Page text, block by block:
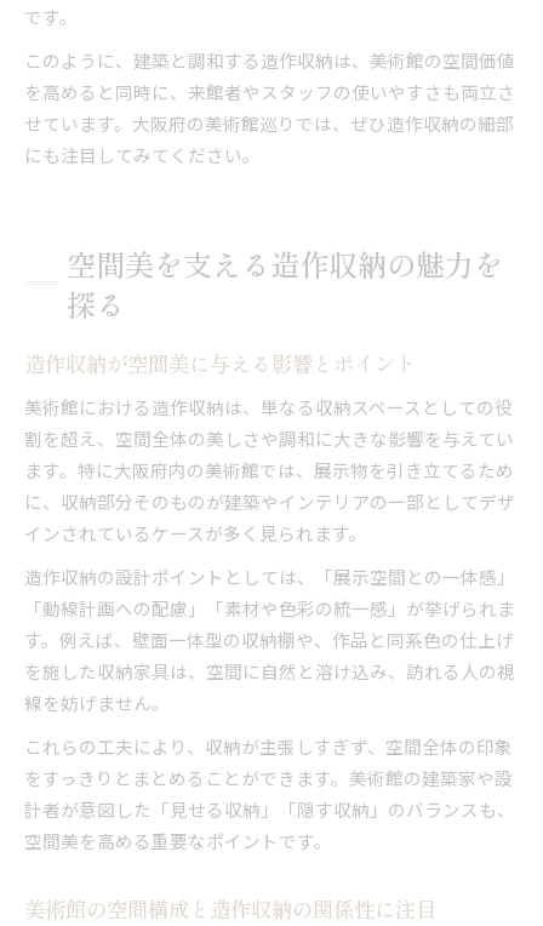
です。
このように、建築と調和する造作収納は、美術館の空間価値
を高めると同時に、来館者やスタッフの使いやすさも両立さ
せています。大阪府の美術館巡りでは、ぜひ造作収納の細部
にも注目してみてください。
空間美を支える造作収納の魅力を
探る
造作収納が空間美に与える影響とポイント
美術館における造作収納は、単なる収納スペースとしての役
割を超え、空間全体の美しさや調和に大きな影響を与えてい
ます。特に大阪府内の美術館では、展示物を引き立てるため
に、収納部分そのものが建築やインテリアの一部としてデザ
インされているケースが多く見られます。
造作収納の設計ポイントとしては、「展示空間との一体感」
「動線計画への配慮」「素材や色彩の統一感」が挙げられま
す。例えば、壁面一体型の収納棚や、作品と同系色の仕上げ
を施した収納家具は、空間に自然と溶け込み、訪れる人の視
線を妨げません。
これらの工夫により、収納が主張しすぎず、空間全体の印象
をすっきりとまとめることができます。美術館の建築家や設
計者が意図した「見せる収納」「隠す収納」のバランスも、
空間美を高める重要なポイントです。
美術館の空間構成と造作収納の関係性に注目